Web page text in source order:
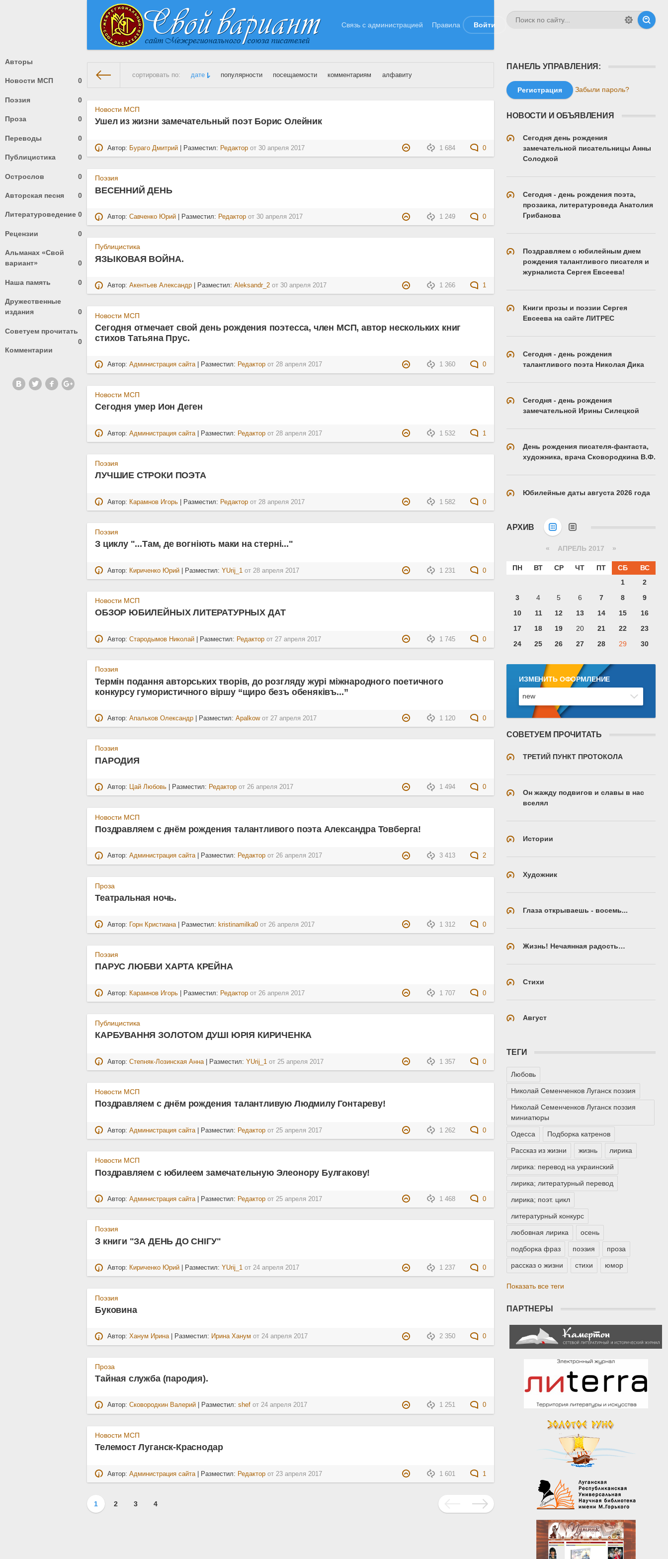
Связь с администрацией Правила Войти
Авторы
Новости МСП 0
Поэзия 0
Проза 0
Переводы 0
Публицистика 0
Острослов 0
Авторская песня 0
Литературоведение 0
Рецензии 0
Альманах «Свой
вариант»
0
Наша память 0
Дружественные
издания
0
Советуем прочитать
0
Комментарии
сортировать по: дате популярности посещаемости комментариям алфавиту
На главную» Материалы за Апрель 2017 года
Новости МСП
Ушел из жизни замечательный поэт Борис Олейник
1 684 0
Автор: Бураго Дмитрий | Разместил: Редактор от 30 апреля 2017
Поэзия
ВЕСЕННИЙ ДЕНЬ
1 249 0
Автор:Савченко Юрий | Разместил: Редактор от 30 апреля 2017
Публицистика
ЯЗЫКОВАЯ ВОЙНА.
1 266 1
Автор:Акентьев Александр | Разместил:Aleksandr_2 от 30 апреля 2017
Новости МСП
Сегодня отмечает свой день рождения поэтесса, член МСП, автор нескольких книг
стихов Татьяна Прус.
1 360 0
Автор:Администрация сайта| Разместил: Редактор от28 апреля 2017
Новости МСП
Cегодня умер Ион Деген
1 532 1
Автор:Администрация сайта | Разместил: Редактор от 28 апреля 2017
Поэзия
ЛУЧШИЕ СТРОКИ ПОЭТА
1 582 0
Автор: Карамнов Игорь | Разместил: Редактор от 28 апреля 2017
Поэзия
З циклу "...Там, де вогніють маки на стерні..."
1 231 0
Автор: Кириченко Юрий | Разместил:YUrij_1 от 28 апреля 2017
Новости МСП
ОБЗОР ЮБИЛЕЙНЫХ ЛИТЕРАТУРНЫХ ДАТ
1 745 0
Автор:Стародымов Николай | Разместил: Редактор от27 апреля 2017
Поэзия
Термін подання авторських творів, до розгляду журі міжнародного поетичного
конкурсу гумористичного віршу “щиро безъ обеняківъ...”
1 120 0
Автор:Апальков Олександр | Разместил:Apalkowот27 апреля 2017
Поэзия
ПАРОДИЯ
1 494 0
Автор: Цай Любовь | Разместил: Редактор от26 апреля 2017
Новости МСП
Поздравляем с днём рождения талантливого поэта Александра Товберга!
3 413 2
Автор:Администрация сайта| Разместил: Редактор от26 апреля 2017
Проза
Театральная ночь.
1 312 0
Автор: Горн Кристиана | Разместил: kristinamilka0 от 26 апреля 2017
Поэзия
ПАРУС ЛЮБВИ ХАРТА КРЕЙНА
1 707 0
Автор: Карамнов Игорь | Разместил: Редактор от 26 апреля 2017
Публицистика
КАРБУВАННЯ ЗОЛОТОМ ДУШІ ЮРІЯ КИРИЧЕНКА
1 357 0
Автор:Степняк-Лозинская Анна | Разместил:YUrij_1 от 25 апреля 2017
Новости МСП
Поздравляем с днём рождения талантливую Людмилу Гонтареву!
1 262 0
Автор:Администрация сайта| Разместил: Редактор от25 апреля 2017
Новости МСП
Поздравляем с юбилеем замечательную Элеонору Булгакову!
1 468 0
Автор:Администрация сайта| Разместил: Редактор от25 апреля 2017
Поэзия
З книги "ЗА ДЕНЬ ДО СНІГУ"
1 237 0
Автор: Кириченко Юрий | Разместил: YUrij_1 от24 апреля 2017
Поэзия
Буковина
2 350 0
Автор:Ханум Ирина| Разместил: Ирина Ханум от24 апреля 2017
Проза
Тайная служба (пародия).
1 251 0
Автор:Сковородкин Валерий | Разместил:shef от24 апреля 2017
Новости МСП
Телемост Луганск-Краснодар
1 601 1
Автор:Администрация сайта | Разместил: Редактор от 23 апреля 2017
1 2 3 4
ПАНЕЛЬ УПРАВЛЕНИЯ:
Регистрация Забыли пароль?
НОВОСТИ И ОБЪЯВЛЕНИЯ
Сегодня день рождения
замечательной писательницы Анны
Солодкой
Сегодня - день рождения поэта,
прозаика, литературоведа Анатолия
Грибанова
Поздравляем с юбилейным днем
рождения талантливого писателя и
журналиста Сергея Евсеева!
Книги прозы и поэзии Сергея
Евсеева на сайте ЛИТРЕС
Сегодня - день рождения
талантливого поэта Николая Дика
Сегодня - день рождения
замечательной Ирины Силецкой
День рождения писателя-фантаста,
художника, врача Сковородкина В.Ф.
Юбилейные даты августа 2026 года
АРХИВ
« АПРЕЛЬ 2017 »
ПН ВТ СР ЧТ ПТ СБ
ВС
1
2
3
4 5 6 7 8
9
10
11 12 13 14 15
16
17
18 19 20 21 22
23
24
25 26 27 28 29 30
ИЗМЕНИТЬ ОФОРМЛЕНИЕ
СОВЕТУЕМ ПРОЧИТАТЬ
ТРЕТИЙ ПУНКТ ПРОТОКОЛА
Он жажду подвигов и славы в нас
вселял
Истории
Художник
Глаза открываешь - восемь...
Жизнь! Нечаянная радость…
Стихи
Август
ТЕГИ
Любовь
Николай Семенченков Луганск поэзия
Николай Семенченков Луганск поэзия
миниатюры
Одесса Подборка катренов
Рассказ из жизни жизнь лирика
лирика: перевод на украинский
лирика; литературный перевод
лирика; поэт. цикл
литературный конкурс
любовная лирика осень
подборка фраз поэзия проза
рассказ о жизни стихи юмор
Показать все теги
ПАРТНЕРЫ